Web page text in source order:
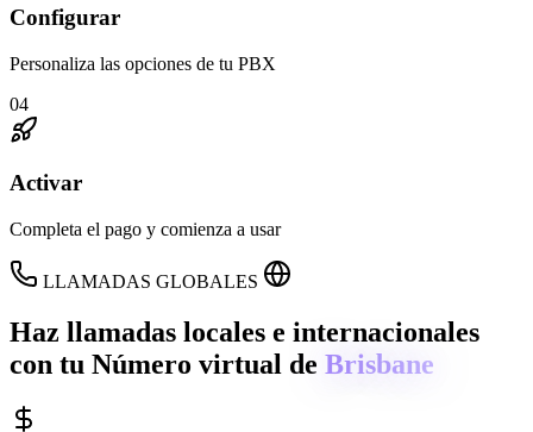
Configurar
Personaliza las opciones de tu PBX
04
Activar
Completa el pago y comienza a usar
LLAMADAS GLOBALES
Haz llamadas locales e internacionales
con tu Número virtual de Brisbane